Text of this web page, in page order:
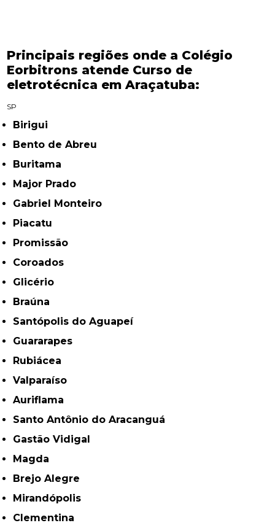
Principais regiões onde a Colégio
Eorbitrons atende Curso de
eletrotécnica em Araçatuba:
SP
Birigui
Bento de Abreu
Buritama
Major Prado
Gabriel Monteiro
Piacatu
Promissão
Coroados
Glicério
Braúna
Santópolis do Aguapeí
Guararapes
Rubiácea
Valparaíso
Auriflama
Santo Antônio do Aracanguá
Gastão Vidigal
Magda
Brejo Alegre
Mirandópolis
Clementina